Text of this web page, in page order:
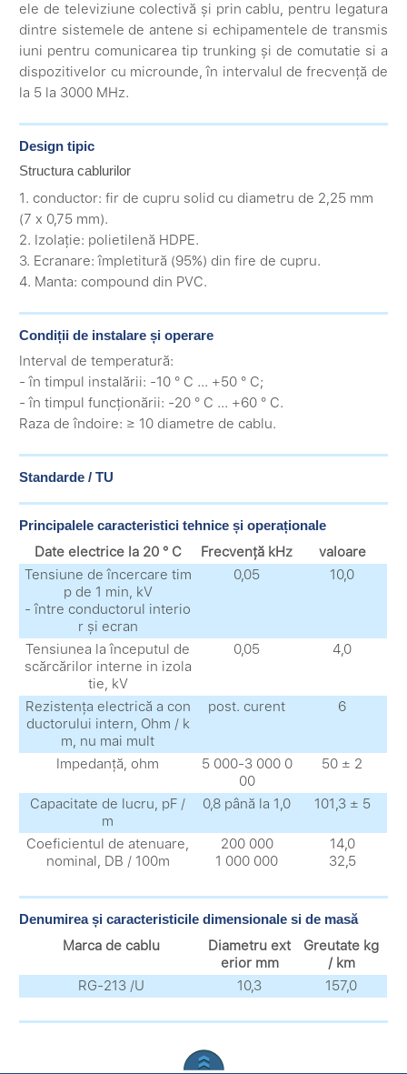
ele de televiziune colectivă și prin cablu, pentru legatura
dintre sistemele de antene si echipamentele de transmis
iuni pentru comunicarea tip trunking și de comutatie si a
dispozitivelor cu microunde, în intervalul de frecvență de
la 5 la 3000 MHz.
Design tipic
Structura cablurilor
1. conductor: fir de cupru solid cu diametru de 2,25 mm
(7 x 0,75 mm).
2. Izolație: polietilenă HDPE.
3. Ecranare: împletitură (95%) din fire de cupru.
4. Manta: compound din PVC.
Condiții de instalare și operare
Interval de temperatură:
- în timpul instalării: -10 ° C ... +50 ° C;
- în timpul funcționării: -20 ° C ... +60 ° C.
Raza de îndoire: ≥ 10 diametre de cablu.
Standarde / TU
Principalele caracteristici tehnice și operaționale
Date electrice la 20 ° C Frecvență kHz
valoare
Tensiune de încercare tim
p de 1 min, kV
- între conductorul interio
r și ecran
0,05 10,0
Tensiunea la începutul de
scărcărilor interne in izola
tie, kV
0,05 4,0
Rezistența electrică a con
ductorului intern, Ohm / k
m, nu mai mult
post. curent 6
Impedanță, ohm
5 000-3 000 0
00
50 ± 2
Capacitate de lucru, pF /
m
0,8 până la 1,0 101,3 ± 5
Coeficientul de atenuare,
nominal, DB / 100m
200 000
1 000 000
14,0
32,5
Denumirea și caracteristicile dimensionale si de masă
Marca de cablu
Diametru ext
erior mm
Greutate kg
/ km
RG-213 /U
10,3 157,0